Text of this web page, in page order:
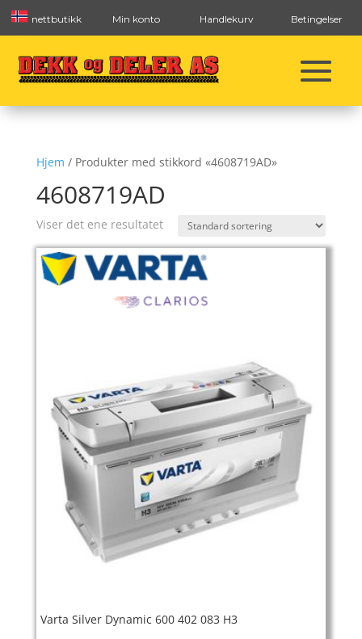
nettbutikk Min konto Handlekurv Betingelser
Hjem / Produkter med stikkord «4608719AD»
4608719AD
Viser det ene resultatet
Varta Silver Dynamic 600 402 083 H3